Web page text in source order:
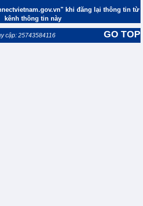
khi đăng lại thông tin từ
kênh thông tin này
GO TOP
cập: 25743584116